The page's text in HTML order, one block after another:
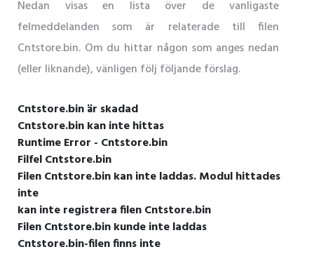
Nedan visas en lista över de vanligaste
felmeddelanden som är relaterade till filen
Cntstore.bin. Om du hittar någon som anges nedan
(eller liknande), vänligen följ följande förslag.
Cntstore.bin är skadad
Cntstore.bin kan inte hittas
Runtime Error - Cntstore.bin
Filfel Cntstore.bin
Filen Cntstore.bin kan inte laddas. Modul hittades
inte
kan inte registrera filen Cntstore.bin
Filen Cntstore.bin kunde inte laddas
Cntstore.bin-filen finns inte